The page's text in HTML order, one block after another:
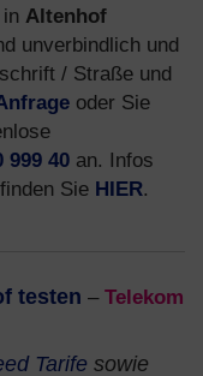
Altenhof
unverbindlich und
/ Straße und
oder Sie
999 40 an. Infos
Sie HIER.
testen – Telekom
Tarife sowie